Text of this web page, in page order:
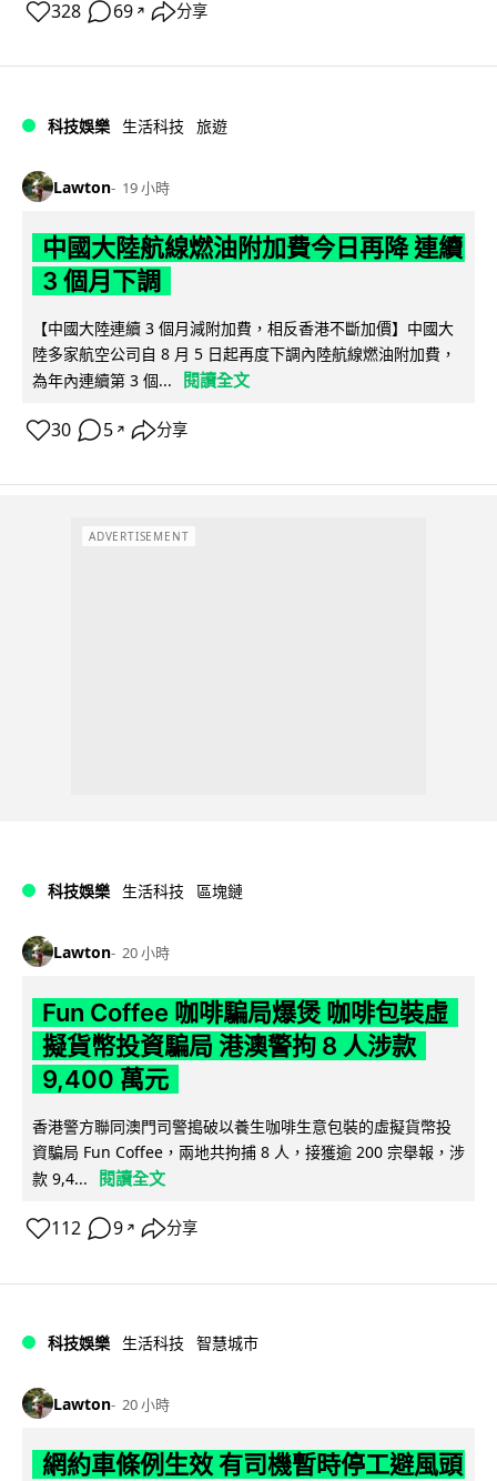
328 69 ↗ 分享
科技娛樂 生活科技 旅遊
Lawton 19 小時
中國大陸航線燃油附加費今日再降 連續
3 個月下調
【中國大陸連續 3 個月減附加費，相反香港不斷加價】中國大
陸多家航空公司自 8 月 5 日起再度下調內陸航線燃油附加費，
為年內連續第 3 個...
閱讀全文
30 5 ↗ 分享
ADVERTISEMENT
科技娛樂 生活科技 區塊鏈
Lawton 20 小時
Fun Coffee 咖啡騙局爆煲 咖啡包裝虛
擬貨幣投資騙局 港澳警拘 8 人涉款
9,400 萬元
香港警方聯同澳門司警搗破以養生咖啡生意包裝的虛擬貨幣投
資騙局 Fun Coffee，兩地共拘捕 8 人，接獲逾 200 宗舉報，涉
款 9,4...
閱讀全文
112 9 ↗ 分享
科技娛樂 生活科技 智慧城市
Lawton 20 小時
網約車條例生效 有司機暫時停工避風頭